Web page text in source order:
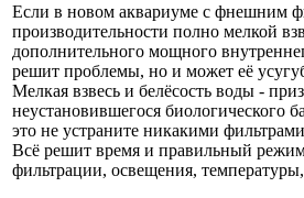
Если в новом аквариуме с фнешним
производительности полно мелкой
дополнительного мощного
решит проблемы, но и может её
Мелкая взвесь и белёсость воды -
неустановившегося биологического
это не устраните никакими
Всё решит время и правильный
фильтрации, освещения,